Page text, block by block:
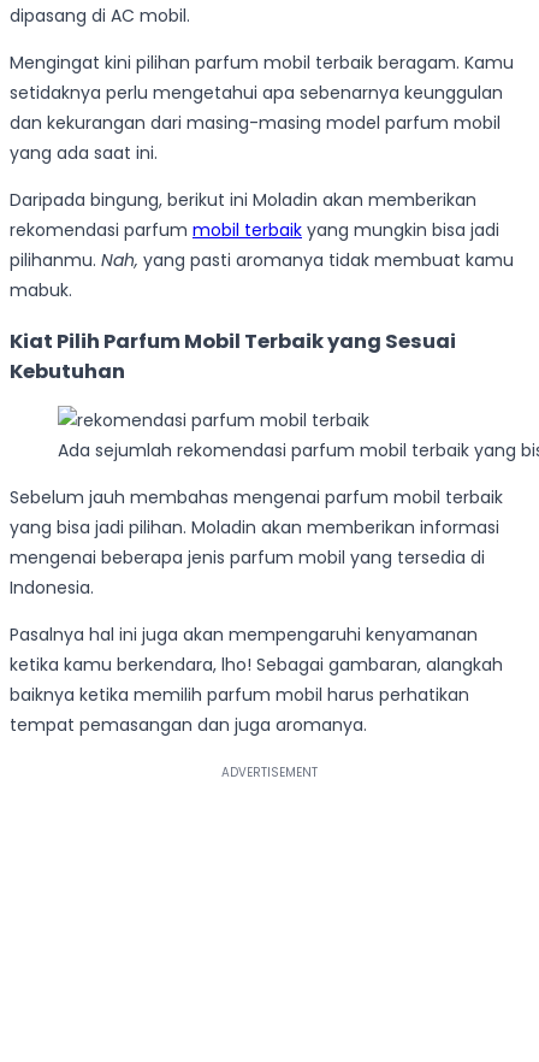
dipasang di AC mobil.
Mengingat kini pilihan parfum mobil terbaik beragam. Kamu
setidaknya perlu mengetahui apa sebenarnya keunggulan
dan kekurangan dari masing-masing model parfum mobil
yang ada saat ini.
Daripada bingung, berikut ini Moladin akan memberikan
rekomendasi parfum mobil terbaik yang mungkin bisa jadi
pilihanmu. Nah, yang pasti aromanya tidak membuat kamu
mabuk.
Kiat Pilih Parfum Mobil Terbaik yang Sesuai
Kebutuhan
Ada sejumlah rekomendasi parfum mobil terbaik yang
Sebelum jauh membahas mengenai parfum mobil terbaik
yang bisa jadi pilihan. Moladin akan memberikan informasi
mengenai beberapa jenis parfum mobil yang tersedia di
Indonesia.
Pasalnya hal ini juga akan mempengaruhi kenyamanan
ketika kamu berkendara, lho! Sebagai gambaran, alangkah
baiknya ketika memilih parfum mobil harus perhatikan
tempat pemasangan dan juga aromanya.